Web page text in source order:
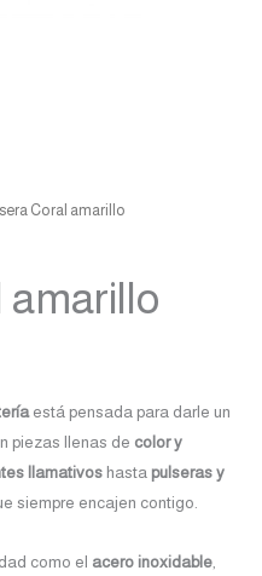
Coral amarillo
amarillo
está pensada para darle un
piezas llenas de color y
llamativos hasta pulseras y
siempre encajen contigo.
como el acero inoxidable,